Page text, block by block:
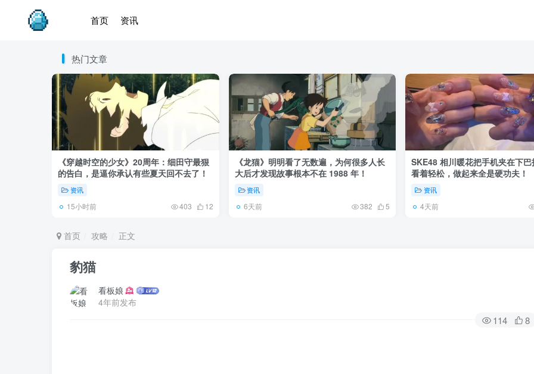
首页 资讯
热门文章
《穿越时空的少女》20周年：细田守最狠
的告白，是逼你承认有些夏天回不去了！
资讯
15小时前 403 12
《龙猫》明明看了无数遍，为何很多人长
大后才发现故事根本不在 1988 年！
资讯
6天前 382 5
SKE48 相川暖花把手机夹在下
看着轻松，做起来全是硬功夫！
资讯
4天前
首页 攻略 正文
豹猫
看板娘
4年前发布
114 8